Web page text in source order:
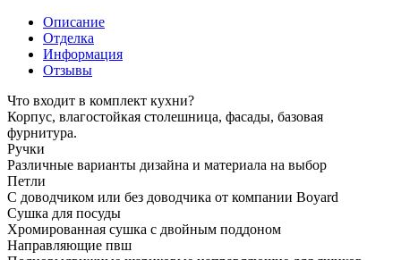
Описание
Отделка
Информация
Отзывы
Что входит в комплект кухни?
Корпус, влагостойкая столешница, фасады, базовая
фурнитура.
Ручки
Различные варианты дизайна и материала на выбор
Петли
С доводчиком или без доводчика от компании Boyard
Сушка для посуды
Хромированная сушка с двойным поддоном
Направляющие пвш